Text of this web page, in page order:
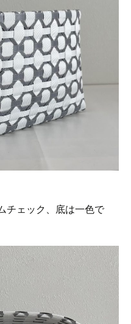
チェック、底は一色で